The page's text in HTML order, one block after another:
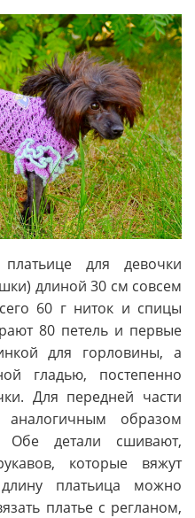
для девочки
длиной 30 см совсем
60 г ниток и спицы
80 петель и первые
для горловины, а
гладью, постепенно
Для передней части
образом
Обе детали сшивают,
которые вяжут
длину платьица можно
платье с регланом,